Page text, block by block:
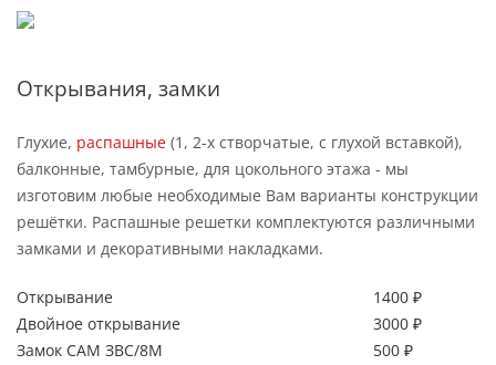
Открывания, замки
Глухие, распашные (1, 2-х створчатые, с глухой вставкой),
балконные, тамбурные, для цокольного этажа - мы
изготовим любые необходимые Вам варианты конструкции
решётки. Распашные решетки комплектуются различными
замками и декоративными накладками.
Открывание
1400 ₽
Двойное открывание
3000 ₽
Замок САМ ЗВС/8М
500 ₽